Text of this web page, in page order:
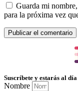
Guarda mi
para la próxima vez
Suscríbete y estarás al día
Nombre